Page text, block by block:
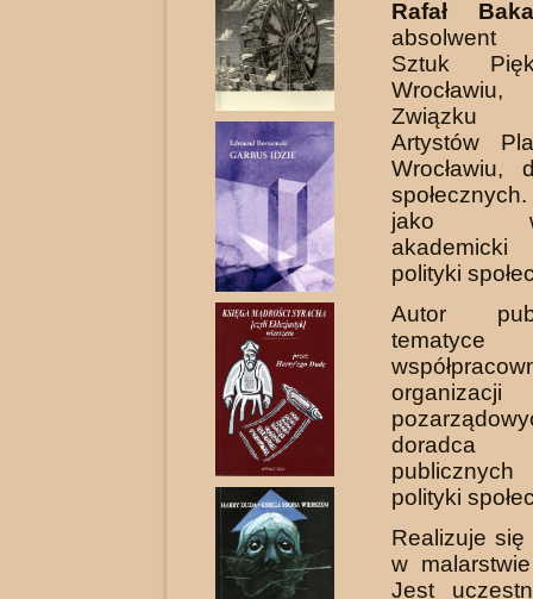
Rafał
absolwent
Sztuk
Związku
Artystów
Wrocławiu,
jako
polityki
Autor
tematyce
organizacji
doradca
polityki
Realizuje się
w
Jest